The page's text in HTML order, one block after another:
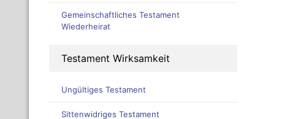
Gemeinschaftliches Testament
Wiederheirat
Testament Wirksamkeit
Ungültiges Testament
Sittenwidriges Testament